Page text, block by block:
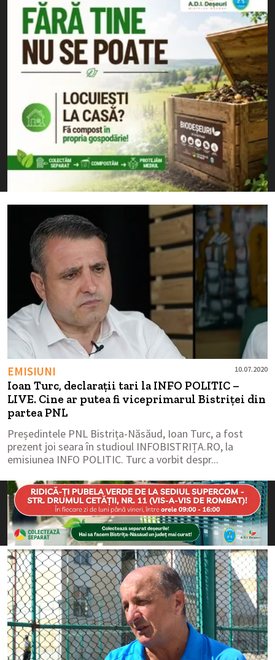
EMISIUNI 10.07.2020
Ioan Turc, declarații tari la INFO POLITIC –
LIVE. Cine ar putea fi viceprimarul Bistriței din
partea PNL
Președintele PNL Bistrița-Năsăud, Ioan Turc, a fost
prezent joi seara în studioul INFOBISTRIȚA.RO, la
emisiunea INFO POLITIC. Turc a vorbit despr...